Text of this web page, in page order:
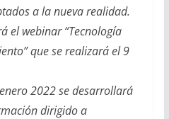
a la nueva realidad.
el webinar “Tecnología
que se realizará el 9
2022 se desarrollará
dirigido a